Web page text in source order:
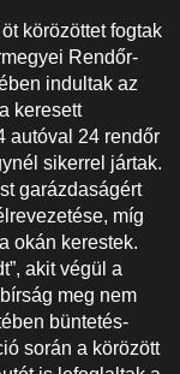
körözöttet fogtak
Rendőr-
indultak az
keresett
autóval 24 rendőr
sikerrel jártak.
garázdaságért
míg
okán kerestek.
akit végül a
meg nem
büntetés-
során a körözött